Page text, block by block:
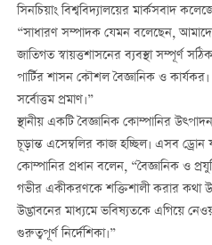
সিনচিয়াং বিশ্ববিদ্যালয়ের মার্কসবাদ
“সাধারণ সম্পাদক যেমন বলেছেন,
জাতিগত স্বায়ত্তশাসনের ব্যবস্থা সম্পূর্ণ
পার্টির শাসন কৌশল বৈজ্ঞানিক ও
সর্বোত্তম প্রমাণ।”
স্থানীয় একটি বৈজ্ঞানিক কোম্পানির
চূড়ান্ত এসেম্বলির কাজ হচ্ছিল। এসব ড্রোন
কোম্পানির প্রধান বলেন, “বৈজ্ঞানিক ও
গভীর একীকরণকে শক্তিশালী করার কথা
উদ্ভাবনের মাধ্যমে ভবিষ্যতকে এগিয়ে
গুরুত্বপূর্ণ নির্দেশিকা।”